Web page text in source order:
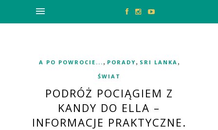
A PO POWROCIE... , PORADY , SRI LANKA ,
ŚWIAT
PODRÓŻ POCIĄGIEM Z
KANDY DO ELLA –
INFORMACJE PRAKTYCZNE.